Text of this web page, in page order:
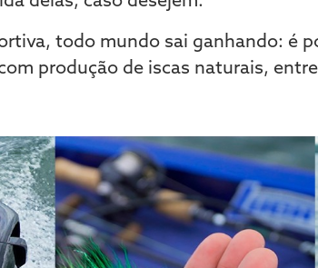
todo mundo sai ganhando: é
produção de iscas naturais,